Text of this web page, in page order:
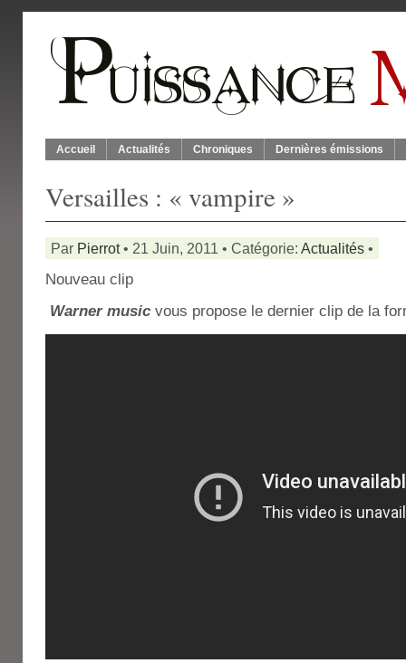
Accueil Actualités Chroniques Dernières émissions
Versailles : « vampire »
Par Pierrot• 21 Juin, 2011 • Catégorie: Actualités •
Nouveau clip
Warner music vous propose le dernier clip de la